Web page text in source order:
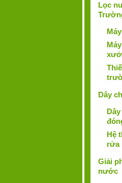
Lọc
Dây
Hệ
rửa
Giải
nước